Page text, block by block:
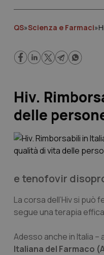
QS»Scienza e Farmaci»
Hiv.
delle
e tenofovir
La corsa dell’Hiv si
segue una terapia
Adesso anche in Italia –
Italiana del Farmaco